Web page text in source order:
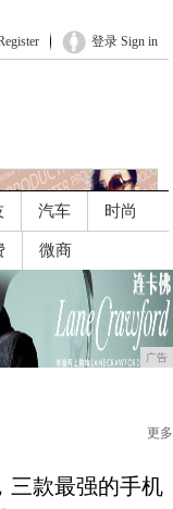
登录 Sign in
汽车 时尚
微商
广告
更多
三款最强的手机